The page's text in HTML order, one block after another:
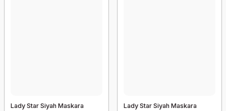
Lady Star Siyah Maskara
Lady Star Siyah Maskara